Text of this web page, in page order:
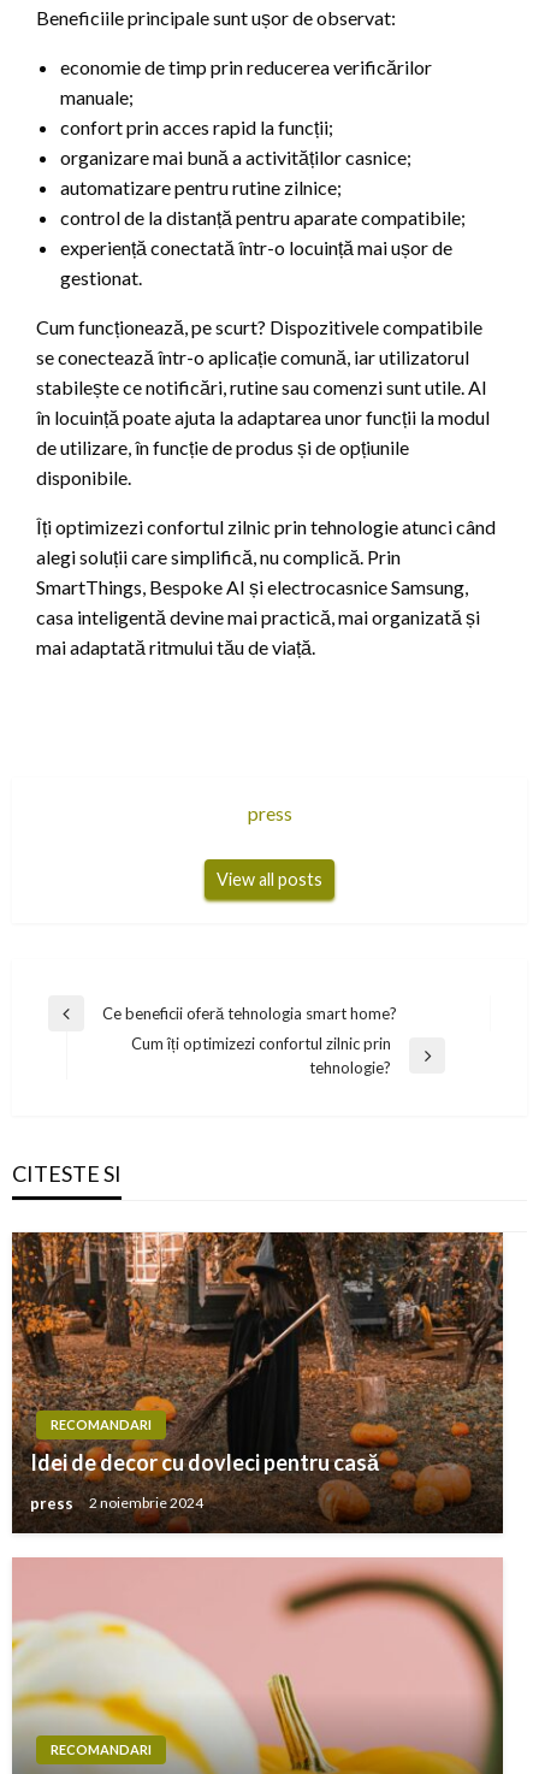
Beneficiile principale sunt ușor de observat:
economie de timp prin reducerea verificărilor
manuale;
confort prin acces rapid la funcții;
organizare mai bună a activităților casnice;
automatizare pentru rutine zilnice;
control de la distanță pentru aparate compatibile;
experiență conectată într-o locuință mai ușor de
gestionat.
Cum funcționează, pe scurt? Dispozitivele compatibile
se conectează într-o aplicație comună, iar utilizatorul
stabilește ce notificări, rutine sau comenzi sunt utile. AI
în locuință poate ajuta la adaptarea unor funcții la modul
de utilizare, în funcție de produs și de opțiunile
disponibile.
Îți optimizezi confortul zilnic prin tehnologie atunci când
alegi soluții care simplifică, nu complică. Prin
SmartThings, Bespoke AI și electrocasnice Samsung,
casa inteligentă devine mai practică, mai organizată și
mai adaptată ritmului tău de viață.
press
View all posts
Navigare
Previous
Ce beneficii oferă tehnologia smart home?
Cum îți optimizezi confortul zilnic prin
tehnologie?
CITESTE SI
RECOMANDARI
Idei de decor cu dovleci pentru casă
press 2 noiembrie 2024
RECOMANDARI